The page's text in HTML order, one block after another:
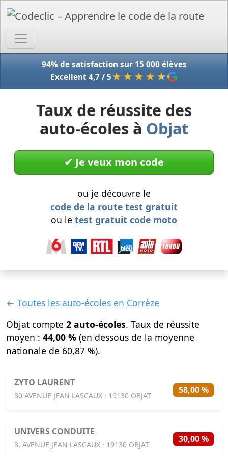
94% de satisfaction sur 15 000 élèves
Excellent 4,7 / 5★★★★ ★
Taux de réussite des
auto-écoles à Objat
✔︎ Je veux mon code
ou je découvre le
code de la route test gratuit
ou le test gratuit code moto
← Toutes les auto-écoles en Corrèze
Objat compte 2 auto-écoles. Taux de réussite
moyen : 44,00 % (en dessous de la moyenne
nationale de 60,87 %).
ZYTO LAURENT
30 AVENUE JEAN LASCAUX · 19130 OBJAT
58,00 %
UNIVERS CONDUITE
3, AVENUE JEAN LASCAUX · 19130 OBJAT
30,00 %